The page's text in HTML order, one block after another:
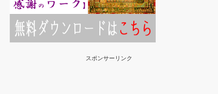
スポンサーリンク